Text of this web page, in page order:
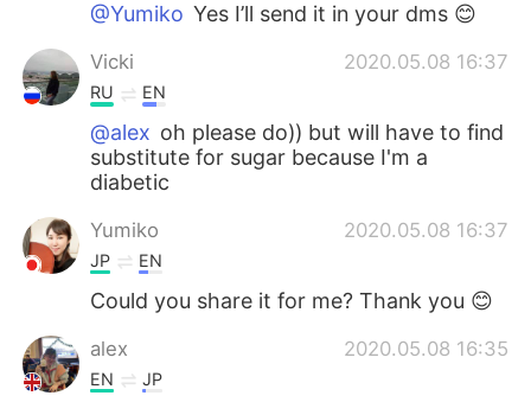
@Yumiko Yes I’ll send it in your dms 😊
Vicki 2020.05.08 16:37
RU EN
@alex oh please do)) but will have to find
substitute for sugar because I'm a
diabetic
Yumiko 2020.05.08 16:37
JP EN
Could you share it for me? Thank you 😊
alex 2020.05.08 16:35
EN JP